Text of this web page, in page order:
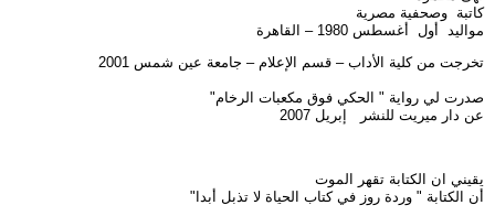
كاتبة وصحفية مصرية
مواليد أول أغسطس 1980 – القاهرة
تخرجت من كلية الأداب – قسم الإعلام – جامعة عين شمس 2001
صدرت لي رواية " الحكي فوق مكعبات الرخام"
عن دار ميريت للنشر إبريل 2007
يقيني ان الكتابة تقهر الموت
أن الكتابة " وردة روز في كتاب الحياة لا تذبل أبدا"